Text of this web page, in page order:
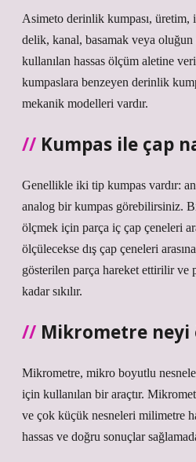
Asimeto derinlik kumpası, üretim,
delik, kanal, basamak veya
kullanılan hassas ölçüm aletine
kumpaslara benzeyen derinlik
mekanik modelleri vardır.
Kumpas ile çap
Genellikle iki tip kumpas vardır:
analog bir kumpas görebilirsiniz.
ölçmek için parça iç çap çeneleri
ölçülecekse dış çap çeneleri
gösterilen parça hareket ettirilir ve
kadar sıkılır.
Mikrometre neyi
Mikrometre, mikro boyutlu
için kullanılan bir araçtır.
ve çok küçük nesneleri milimetre
hassas ve doğru sonuçlar